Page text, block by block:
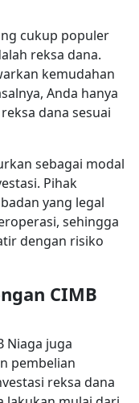
cukup populer
reksa dana.
kemudahan
Anda hanya
dana sesuai
sebagai modal
Pihak
yang legal
sehingga
dengan risiko
CIMB
Niaga juga
pembelian
reksa dana